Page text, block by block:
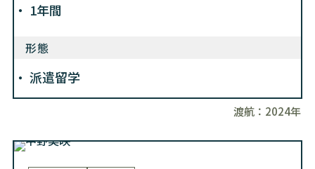
1年間
形態
派遣留学
渡航： 2024年